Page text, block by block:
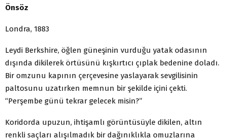
Önsöz
Londra, 1883
Leydi Berkshire, öğlen güneşinin vurduğu yatak odasının
dışında dikilerek örtüsünü kışkırtıcı çıplak bedenine doladı.
Bir omzunu kapının çerçevesine yaslayarak sevgilisinin
paltosunu uzatırken memnun bir şekilde içini çekti.
“Perşembe günü tekrar gelecek misin?”
Koridorda upuzun, ihtişamlı görüntüsüyle dikilen, altın
renkli saçları alışılmadık bir dağınıklıkla omuzlarına